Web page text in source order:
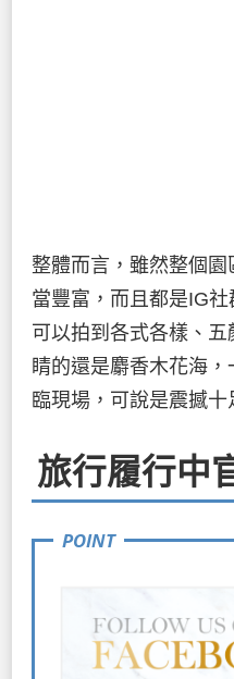
整體而言，雖然整個
當豐富，而且都是IG
可以拍到各式各樣、
睛的還是麝香木花海
臨現場，可說是震撼十
旅行履行中